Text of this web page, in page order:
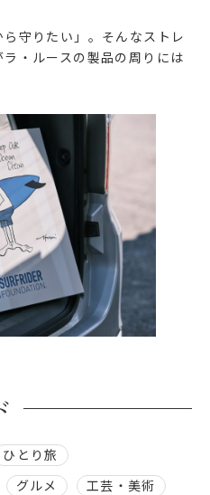
ら守りたい」。そんなストレ
・ルースの製品の周りには
ひとり旅
グルメ
工芸・美術